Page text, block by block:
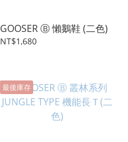
GOOSER Ⓑ 懶鵝鞋 (二色)
NT$1,680
最後庫存